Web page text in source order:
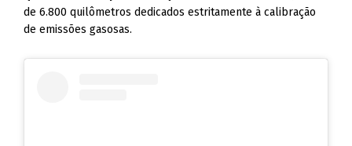
de 6.800 quilômetros dedicados estritamente à calibração
de emissões gasosas.